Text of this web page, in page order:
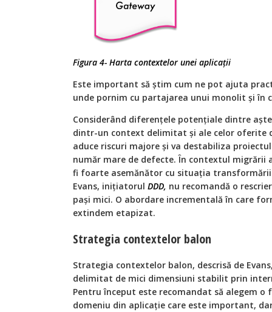
Figura 4- Harta contextelor unei aplicații
Este important să știm cum ne pot ajuta
unde pornim cu partajarea unui monolit și în
Considerând diferențele potențiale dintre
dintr-un context delimitat și ale celor oferite
aduce riscuri majore și va destabiliza
număr mare de defecte. În contextul migrării
fi foarte asemănător cu situația
Evans, inițiatorul DDD, nu recomandă o
pași mici. O abordare incrementală în care
extindem etapizat.
Strategia contextelor balon
Strategia contextelor balon, descrisă de
delimitat de mici dimensiuni stabilit prin
Pentru început este recomandat să alegem
domeniu din aplicație care este important,